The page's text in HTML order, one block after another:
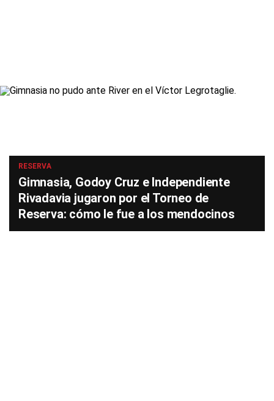
RESERVA
Gimnasia, Godoy Cruz e Independiente
Rivadavia jugaron por el Torneo de
Reserva: cómo le fue a los mendocinos